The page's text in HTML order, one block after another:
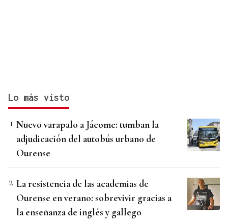
Lo más visto
Nuevo varapalo a Jácome: tumban la
adjudicación del autobús urbano de
Ourense
La resistencia de las academias de
Ourense en verano: sobrevivir gracias a
la enseñanza de inglés y gallego